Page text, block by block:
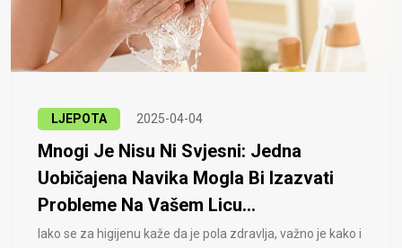
LJEPOTA 2025-04-04
Mnogi Je Nisu Ni Svjesni: Jedna
Uobičajena Navika Mogla Bi Izazvati
Probleme Na Vašem Licu...
Iako se za higijenu kaže da je pola zdravlja, važno je kako i